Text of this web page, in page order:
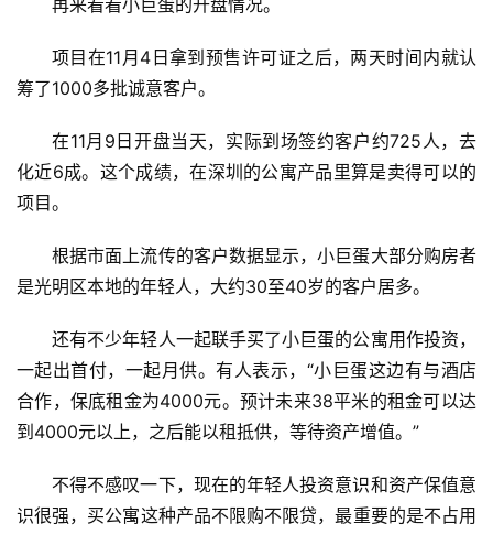
再来看看小巨蛋的开盘情况。
项目在11月4日拿到预售许可证之后，两天时间内就认
筹了1000多批诚意客户。
在11月9日开盘当天，实际到场签约客户约725人，去
化近6成。这个成绩，在深圳的公寓产品里算是卖得可以的
项目。
根据市面上流传的客户数据显示，小巨蛋大部分购房者
是光明区本地的年轻人，大约30至40岁的客户居多。
还有不少年轻人一起联手买了小巨蛋的公寓用作投资，
一起出首付，一起月供。有人表示，“小巨蛋这边有与酒店
合作，保底租金为4000元。预计未来38平米的租金可以达
到4000元以上，之后能以租抵供，等待资产增值。”
不得不感叹一下，现在的年轻人投资意识和资产保值意
识很强，买公寓这种产品不限购不限贷，最重要的是不占用